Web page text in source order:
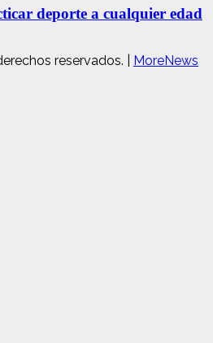
deporte a cualquier edad
reservados.
MoreNews